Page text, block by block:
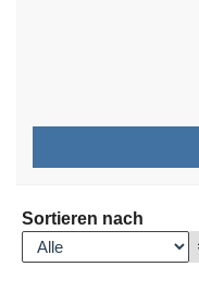
Sortieren nach